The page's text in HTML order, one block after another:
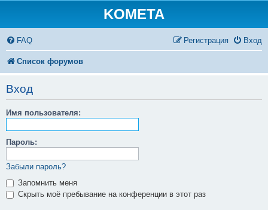
KOMETA
FAQ Вход
Регистрация
Список форумов
Вход
Имя пользователя:
Пароль:
Забыли пароль?
Запомнить меня
Скрыть моё пребывание на конференции в этот раз